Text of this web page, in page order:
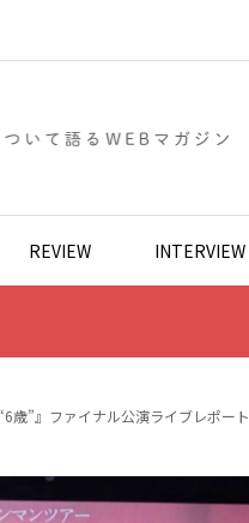
REVIEW INTERVIEW
歳”』ファイナル公演ライブレポート